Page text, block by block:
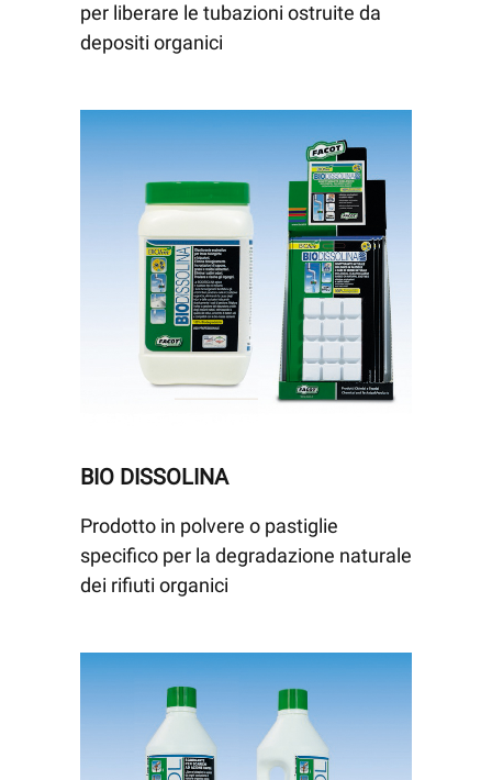
per liberare le tubazioni ostruite da
depositi organici
BIO DISSOLINA
Prodotto in polvere o pastiglie
specifico per la degradazione naturale
dei rifiuti organici